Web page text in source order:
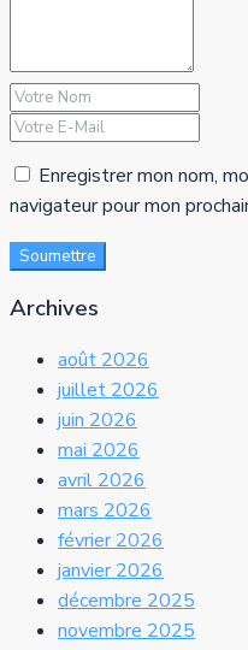
Enregistrer mon nom,
navigateur pour mon
Soumettre
Archives
août 2026
juillet 2026
juin 2026
mai 2026
avril 2026
mars 2026
février 2026
janvier 2026
décembre 2025
novembre 2025